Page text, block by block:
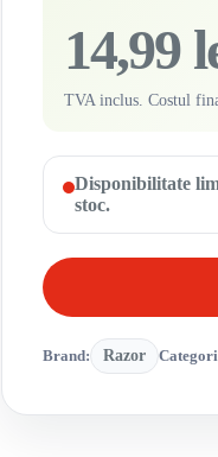
14,99
TVA inclus. Costul
Disponibilitate
stoc.
Brand: Razor